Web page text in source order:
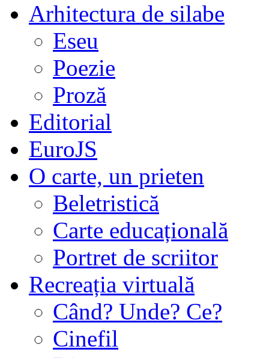
Arhitectura de silabe
Eseu
Poezie
Proză
Editorial
EuroJS
O carte, un prieten
Beletristică
Carte educațională
Portret de scriitor
Recreația virtuală
Când? Unde? Ce?
Cinefil